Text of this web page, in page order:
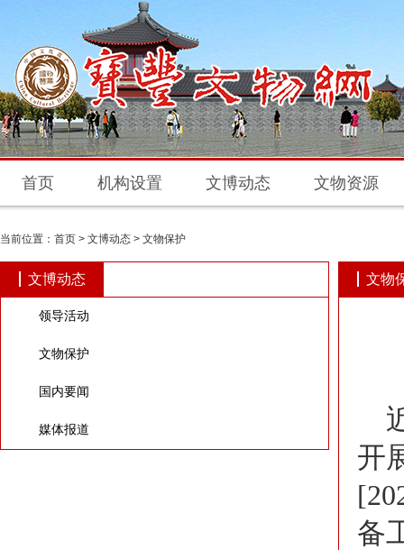
首页 机构设置 文博动态 文物资源
当前位置： 首页 > 文博动态 > 文物保护
文博动态
领导活动
文物保护
国内要闻
媒体报道
文物
开
备